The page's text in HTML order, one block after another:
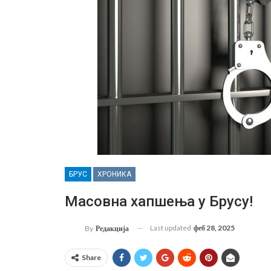
БРУС ХРОНИКА
Масовна хапшења у Брусу!
By Редакција Last updated феб 28, 2025
Share